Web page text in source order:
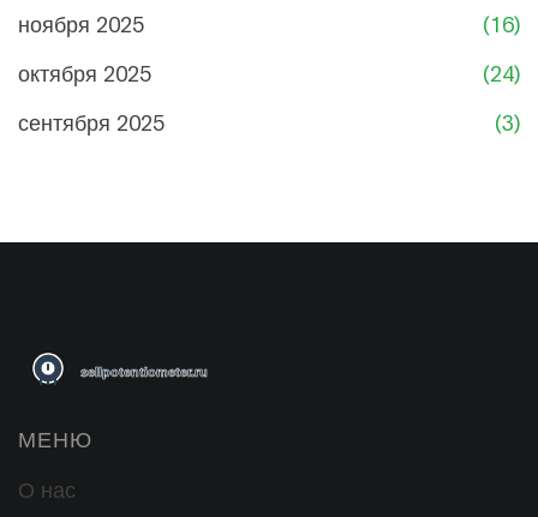
ноября 2025
(16)
октября 2025
(24)
сентября 2025
(3)
МЕНЮ
О нас